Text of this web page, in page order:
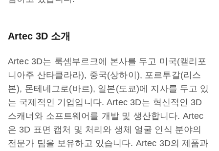
Artec 3D 소개
Artec 3D는 룩셈부르크에 본사를 두고 미국(캘리포
니아주 산타클라라), 중국(상하이), 포르투갈(리스
본), 몬테네그로(바르), 일본(도쿄)에 지사를 두고 있
는 국제적인 기업입니다. Artec 3D는 혁신적인 3D
스캐너와 소프트웨어를 개발 및 생산합니다. Artec
은 3D 표면 캡처 및 처리와 생체 얼굴 인식 분야의
전문가 팀을 보유하고 있습니다. Artec 3D의 제품과